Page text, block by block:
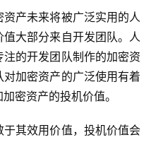
产未来将被广泛实用的人
大部分来自开发团队。人
的开发团队制作的加密资
加密资产的广泛使用有着
密资产的投机价值。
其效用价值，投机价值会